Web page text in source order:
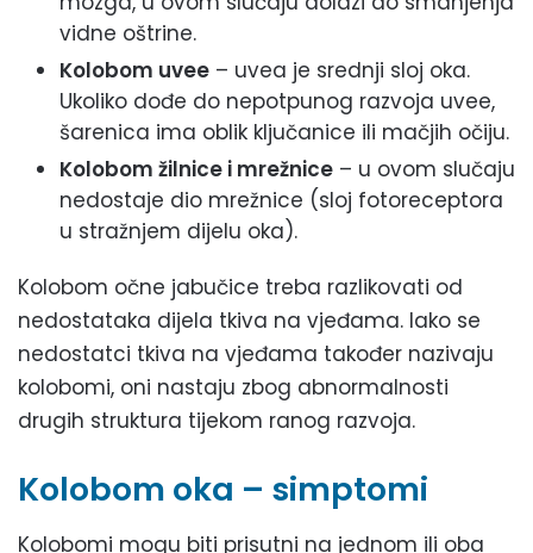
vidne oštrine.
Kolobom uvee – uvea je srednji sloj oka.
Ukoliko dođe do nepotpunog razvoja uvee,
šarenica ima oblik ključanice ili mačjih očiju.
Kolobom žilnice i mrežnice – u ovom slučaju
nedostaje dio mrežnice (sloj fotoreceptora
u stražnjem dijelu oka).
Kolobom očne jabučice treba razlikovati od
nedostataka dijela tkiva na vjeđama. Iako se
nedostatci tkiva na vjeđama također nazivaju
kolobomi, oni nastaju zbog abnormalnosti
drugih struktura tijekom ranog razvoja.
Kolobom oka – simptomi
Kolobomi mogu biti prisutni na jednom ili oba